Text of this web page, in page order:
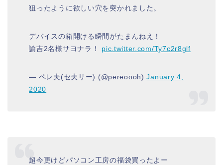
狙ったように欲しい穴を突かれました。
デバイスの箱開ける瞬間がたまんねえ！
諭吉2名様サヨナラ！ pic.twitter.com/Ty7c2r8glf
— ペレ夫(セ夫リー) (@pereoooh)January 4,
2020
超今更けどパソコン工房の福袋買ったよー